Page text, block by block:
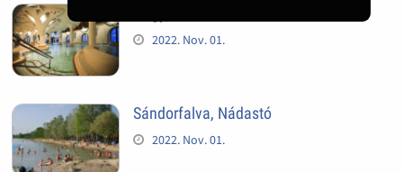
2022. Nov. 01.
Sándorfalva, Nádastó
2022. Nov. 01.